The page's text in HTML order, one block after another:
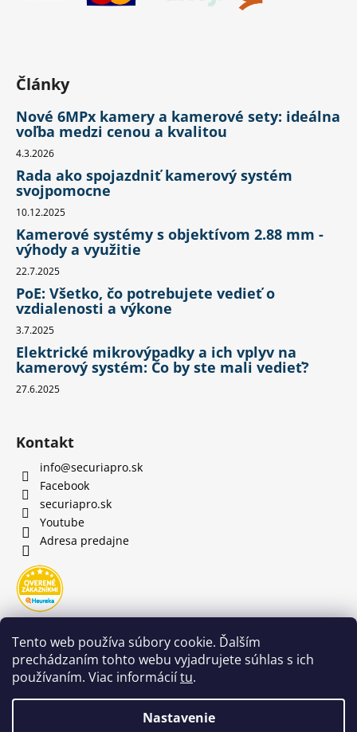
Tento web používa súbory cookie. Ďalším
prechádzaním tohto webu vyjadrujete súhlas s ich
používaním. Viac informáciítu.
Nastavenie
Články
Nové 6MPx kamery a kamerové sety: ideálna
voľba medzi cenou a kvalitou
4.3.2026
Rada ako spojazdniť kamerový systém
svojpomocne
10.12.2025
Kamerové systémy s objektívom 2.88 mm -
výhody a využitie
22.7.2025
PoE: Všetko, čo potrebujete vedieť o
vzdialenosti a výkone
3.7.2025
Elektrické mikrovýpadky a ich vplyv na
kamerový systém: Čo by ste mali vedieť?
27.6.2025
Kontakt
info@securiapro.sk
Facebook
securiapro.sk
Youtube
Adresa predajne